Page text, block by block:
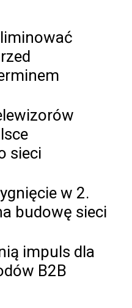
sieci
w 2.
budowę sieci
impuls dla
B2B